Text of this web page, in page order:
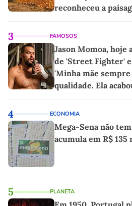
reconheceu a
3 FAMOSOS
Jason Momoa, hoje
de 'Street Fighter'
'Minha mãe
qualidade. Ela
4 ECONOMIA
Mega-Sena não
acumula em R$
5 PLANETA